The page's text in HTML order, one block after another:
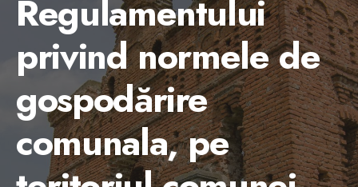
Regulamentului
privind normele de
gospodărire
comunala, pe